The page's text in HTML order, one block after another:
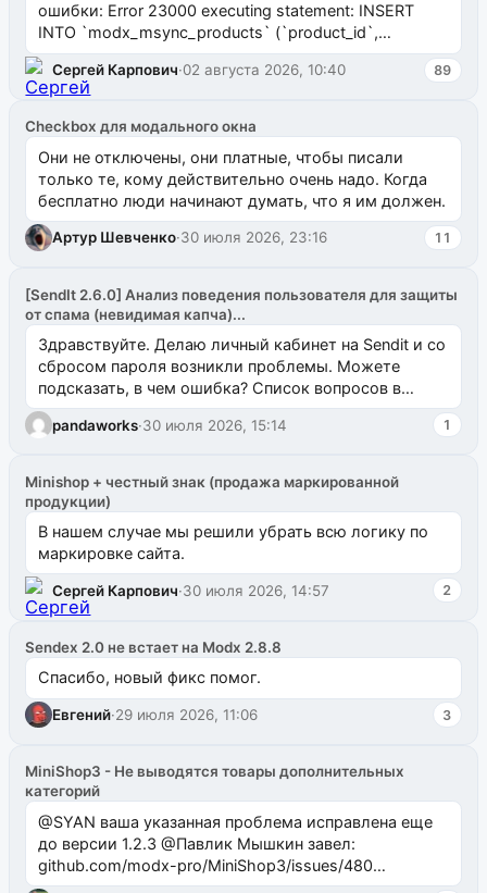
ошибки: Error 23000 executing statement: INSERT
INTO `modx_msync_products` (`product_id`,
`uuid_1c`) VALUES ...
Сергей Карпович·02 августа 2026, 10:40 89
Checkbox для модального окна
Они не отключены, они платные, чтобы писали
только те, кому действительно очень надо. Когда
бесплатно люди начинают думать, что я им должен.
Артур Шевченко·30 июля 2026, 23:16 11
[SendIt 2.6.0] Анализ поведения пользователя для защиты
от спама (невидимая капча)...
Здравствуйте. Делаю личный кабинет на Sendit и со
сбросом пароля возникли проблемы. Можете
подсказать, в чем ошибка? Список вопросов в
одноименном разделе на modx.pro пока пуст, и,...
pandaworks·30 июля 2026, 15:14 1
Minishop + честный знак (продажа маркированной
продукции)
В нашем случае мы решили убрать всю логику по
маркировке сайта.
Сергей Карпович·30 июля 2026, 14:57 2
Sendex 2.0 не встает на Modx 2.8.8
Спасибо, новый фикс помог.
Евгений·29 июля 2026, 11:06 3
MiniShop3 - Не выводятся товары дополнительных
категорий
@SYAN ваша указанная проблема исправлена еще
до версии 1.2.3 @Павлик Мышкин завел:
github.com/modx-pro/MiniShop3/issues/480
github.com/modx-pro/MiniShop3/issues/481Исправим